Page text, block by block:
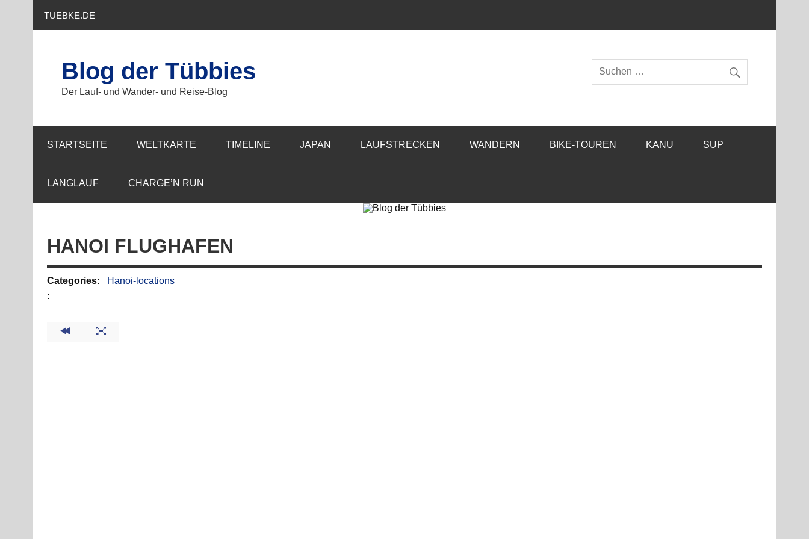
TUEBKE.DE
Blog der Tübbies
Der Lauf- und Wander- und Reise-Blog
STARTSEITE WELTKARTE TIMELINE JAPAN LAUFSTRECKEN WANDERN BIKE-TOUREN KANU SUP
LANGLAUF CHARGE’N RUN
HANOI FLUGHAFEN
Categories:
Hanoi-locations
: